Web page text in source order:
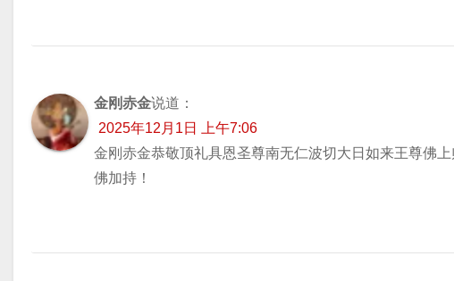
金刚赤金说道：
2025年12月1日 上午7:06
金刚赤金恭敬顶礼具恩圣尊南无仁波切大日如来王尊佛
佛加持！